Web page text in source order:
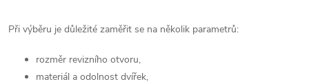
Při výběru je důležité zaměřit se na několik parametrů:
rozměr revizního otvoru,
materiál a odolnost dvířek,